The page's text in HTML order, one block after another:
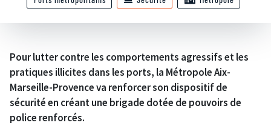
Pour lutter contre les comportements agressifs et les
pratiques illicites dans les ports, la Métropole Aix-
Marseille-Provence va renforcer son dispositif de
sécurité en créant une brigade dotée de pouvoirs de
police renforcés.